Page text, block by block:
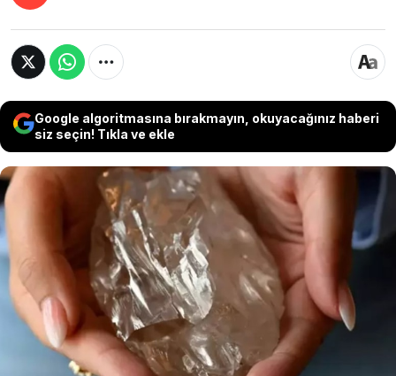
Google algoritmasına bırakmayın, okuyacağınız haberi
siz seçin! Tıkla ve ekle
Botsvana'daki Karowe madeninde Kanadalı
Lucara Diamond şirketi tarafından çıkarılan 2
bin 488 karatlık dev elmasın, piyasa değeriyle
Türkiye'deki ortalama lüks konut fiyatları
üzerinden yaklaşık 70 apartman dairesine
eşdeğer bir gelir getirmesi bekleniyor.